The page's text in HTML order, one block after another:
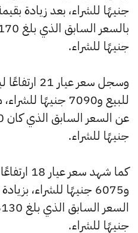
جنيهًا للشراء.
جنيهًا للشراء.
جنيهًا للشراء.